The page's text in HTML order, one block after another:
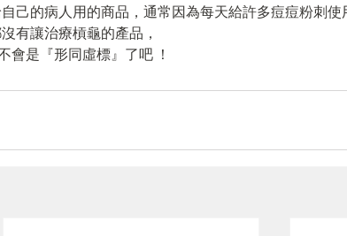
己的病人用的商品，通常因為每天給許多痘痘粉刺
有讓治療槓龜的產品，
是『形同虛標』了吧 ！